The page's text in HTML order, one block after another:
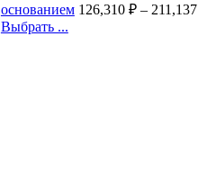
основанием 126,310 ₽– 211,137
Выбрать ...